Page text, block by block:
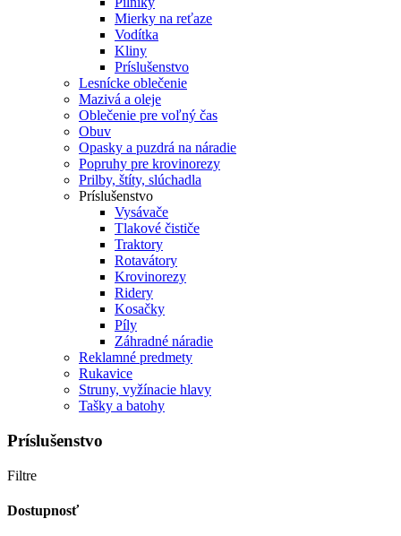
Mierky na reťaze
Vodítka
Kliny
Príslušenstvo
Lesnícke oblečenie
Mazivá a oleje
Oblečenie pre voľný čas
Obuv
Opasky a puzdrá na náradie
Popruhy pre krovinorezy
Prilby, štíty, slúchadla
Príslušenstvo
Vysávače
Tlakové čističe
Traktory
Rotavátory
Krovinorezy
Ridery
Kosačky
Píly
Záhradné náradie
Reklamné predmety
Rukavice
Struny, vyžínacie hlavy
Tašky a batohy
Príslušenstvo
Filtre
Dostupnosť